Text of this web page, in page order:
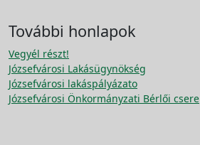
További honlapok
Vegyél részt!
Józsefvárosi Lakásügynökség
Józsefvárosi lakáspályázato
Józsefvárosi Önkormányzati Bérlői csere